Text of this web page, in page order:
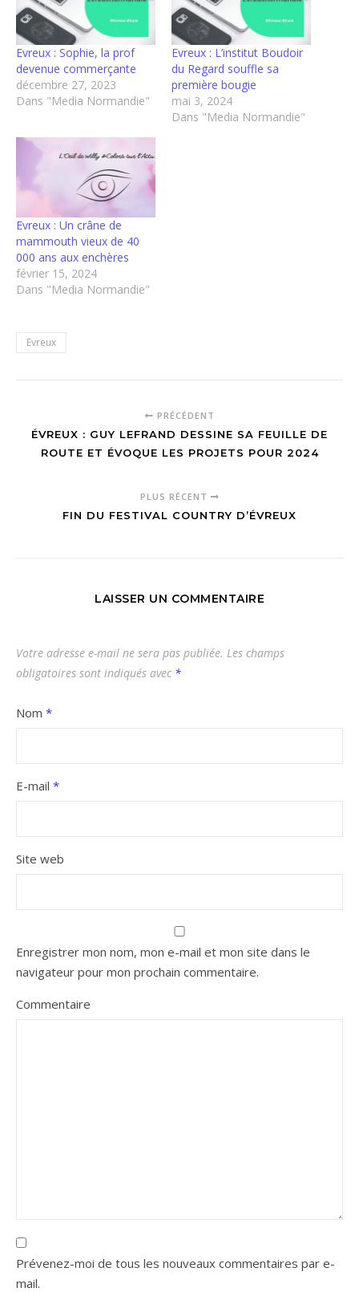
Evreux : Sophie, la prof
devenue commerçante
décembre 27, 2023
Dans "Media Normandie"
Evreux : L’institut Boudoir
du Regard souffle sa
première bougie
mai 3, 2024
Dans "Media Normandie"
Evreux : Un crâne de
mammouth vieux de 40
000 ans aux enchères
février 15, 2024
Dans "Media Normandie"
Evreux
PRÉCÉDENT
ÉVREUX : GUY LEFRAND DESSINE SA FEUILLE DE
ROUTE ET ÉVOQUE LES PROJETS POUR 2024
PLUS RÉCENT
FIN DU FESTIVAL COUNTRY D’ÉVREUX
LAISSER UN COMMENTAIRE
Votre adresse e-mail ne sera pas publiée. Les champs
obligatoires sont indiqués avec *
Nom *
E-mail *
Site web
Enregistrer mon nom, mon e-mail et mon site dans le
navigateur pour mon prochain commentaire.
Commentaire
Prévenez-moi de tous les nouveaux commentaires par e-
mail.